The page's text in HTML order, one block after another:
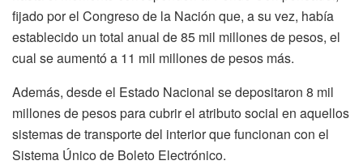
fijado por el Congreso de la Nación que, a su vez, había
establecido un total anual de 85 mil millones de pesos, el
cual se aumentó a 11 mil millones de pesos más.
Además, desde el Estado Nacional se depositaron 8 mil
millones de pesos para cubrir el atributo social en aquellos
sistemas de transporte del interior que funcionan con el
Sistema Único de Boleto Electrónico.